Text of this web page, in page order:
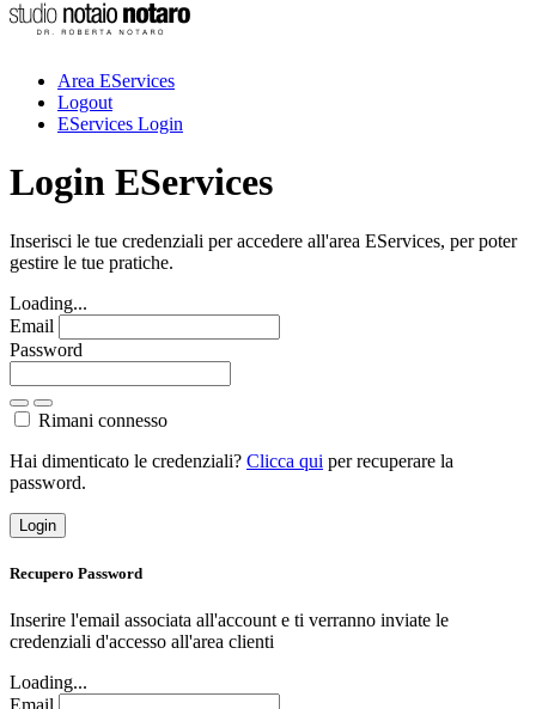
Area EServices
Logout
EServices Login
Login EServices
Inserisci le tue credenziali per accedere all'area EServices, per poter
gestire le tue pratiche.
Loading...
Email
Password
Rimani connesso
Hai dimenticato le credenziali? Clicca qui per recuperare la
password.
Login
Recupero Password
Inserire l'email associata all'account e ti verranno inviate le
credenziali d'accesso all'area clienti
Loading...
Email